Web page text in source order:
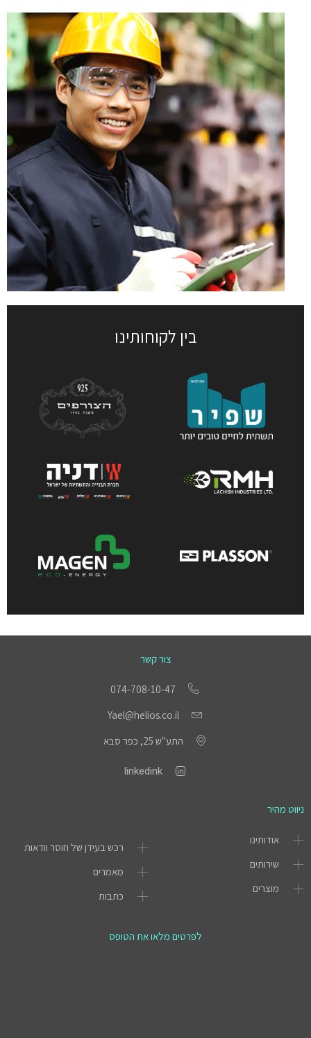
בין לקוחותינו
צור קשר
074-708-10-47
Yael@helios.co.il
התע"ש 25, כפר סבא
linkedink
ניווט מהיר
אודותינו
שירותים
מוצרים
רכש בעידן של חוסר וודאות
מאמרים
כתבות
לפרטים מלאו את הטופס